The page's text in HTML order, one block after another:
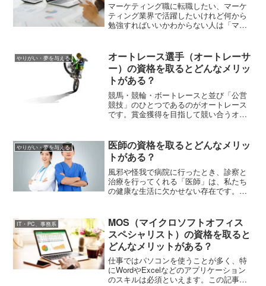
マーケティング職に転職したい、マーケ
ティング業界で活躍したいけれど何から
勉強すればいいかわからない人は「マー
の級数、スキルアップ・キャリアアップ
を目指す人にとっての受験のメリットな
どを解説します。
やりがい・夢を与える
オートレース選手（オートレーサ
ー）の資格を取るとどんなメリッ
トがある？
競馬・競輪・ボートレースと並び「公営
競技」のひとつであるのがオートレース
です。賞金獲得を目指して競い合うオー
す。オートレース選手になるには、どん
な知識やスキルが必要なのでしょう。試
験や養成所で学ぶこと、受験費用などを
紹介します。
やりがい・夢を与える
医師の資格を取るとどんなメリッ
トがある？
風邪や怪我で病院に行ったとき、診察と
治療を行ってくれる「医師」は、私たち
の健康な生活に欠かせない存在です。今
得によるメリット、就職先などをお伝え
していきます。
IT・PC、事務系
MOS（マイクロソフトオフィス
スペシャリスト）の資格を取ると
どんなメリットがある？
仕事ではパソコンを使うことが多く、特
にWordやExcelなどのアプリケーション
のスキルは必須といえます。この記事で